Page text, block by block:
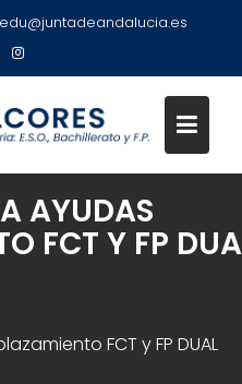
AYUDAS
FCT Y FP
FCT y FP DUAL